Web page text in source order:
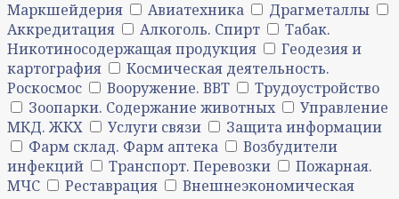
Маркшейдерия
Авиатехника
Драгметаллы
Аккредитация
Алкоголь. Спирт
Табак.
Никотиносодержащая продукция
Геодезия и
картография
Космическая деятельность.
Роскосмос
Вооружение. ВВТ
Трудоустройство
Зоопарки. Содержание животных
Управление
МКД. ЖКХ
Услуги связи
Защита информации
Фарм склад. Фарм аптека
Возбудители
инфекций
Транспорт. Перевозки
Пожарная.
МЧС
Реставрация
Внешнеэкономическая